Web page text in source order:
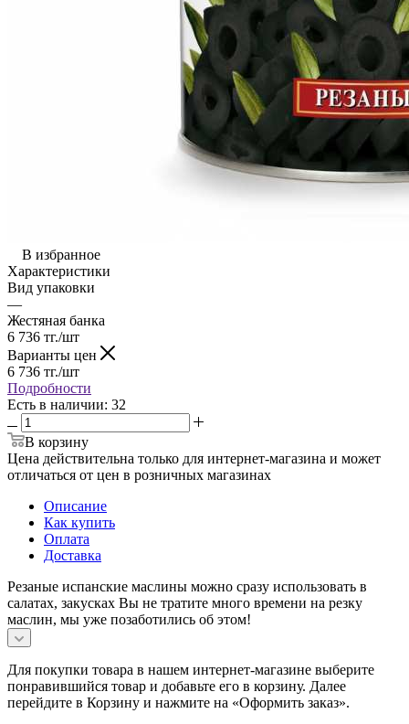
В избранное
Характеристики
Вид упаковки
—
Жестяная банка
6 736 тг./шт
Варианты цен
6 736 тг./шт
Подробности
Есть в наличии: 32
В корзину
Цена действительна только для интернет-магазина и может
отличаться от цен в розничных магазинах
Описание
Как купить
Оплата
Доставка
Резаные испанские маслины можно сразу использовать в
салатах, закусках Вы не тратите много времени на резку
маслин, мы уже позаботились об этом!
Для покупки товара в нашем интернет-магазине выберите
понравившийся товар и добавьте его в корзину. Далее
перейдите в Корзину и нажмите на «Оформить заказ».